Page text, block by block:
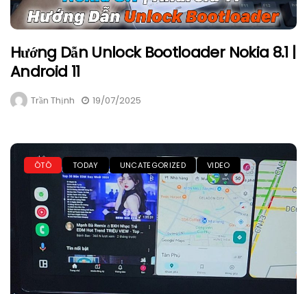
Hướng Dẫn Unlock Bootloader Nokia 8.1 |
Android 11
Trần Thịnh 19/07/2025
ÔTÔ TODAY UNCATEGORIZED VIDEO